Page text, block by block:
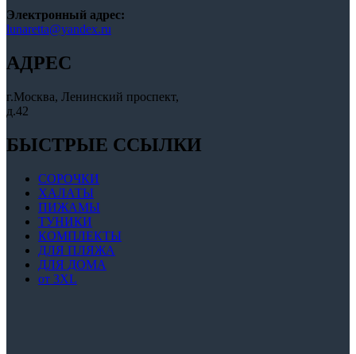
Электронный адрес:
lunaretta@yandex.ru
АДРЕС
г.Москва, Ленинский проспект,
д.42
БЫСТРЫЕ ССЫЛКИ
СОРОЧКИ
ХАЛАТЫ
ПИЖАМЫ
ТУНИКИ
КОМПЛЕКТЫ
ДЛЯ ПЛЯЖА
ДЛЯ ДОМА
от 3XL